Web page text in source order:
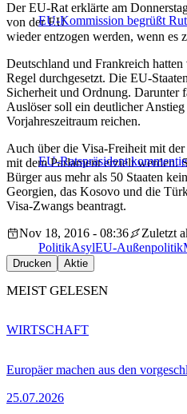
EU-Kommission begrüßt
Der EU-Rat erklärte am
von der EU
wieder entzogen werden, wenn es
Deutschland und Frankreich
Regel durchgesetzt. Die EU-
Sicherheit und Ordnung. Darunter
Auslöser soll ein deutlicher
Vorjahreszeitraum reichen.
EU-Ratspräsident
Auch über die Visa-Freiheit mit
mit dem Parlament erzielt werden.
Bürger aus mehr als 50 Staaten
Georgien, das Kosovo und die
Visa-Zwangs beantragt.
Nov 18, 2016 - 08:36
Zuletzt
PolitikAsylEU-Außenpolitik
Drucken Aktie
MEIST GELESEN
Europäer machen aus den
25.07.2026
WIRTSCHAFT